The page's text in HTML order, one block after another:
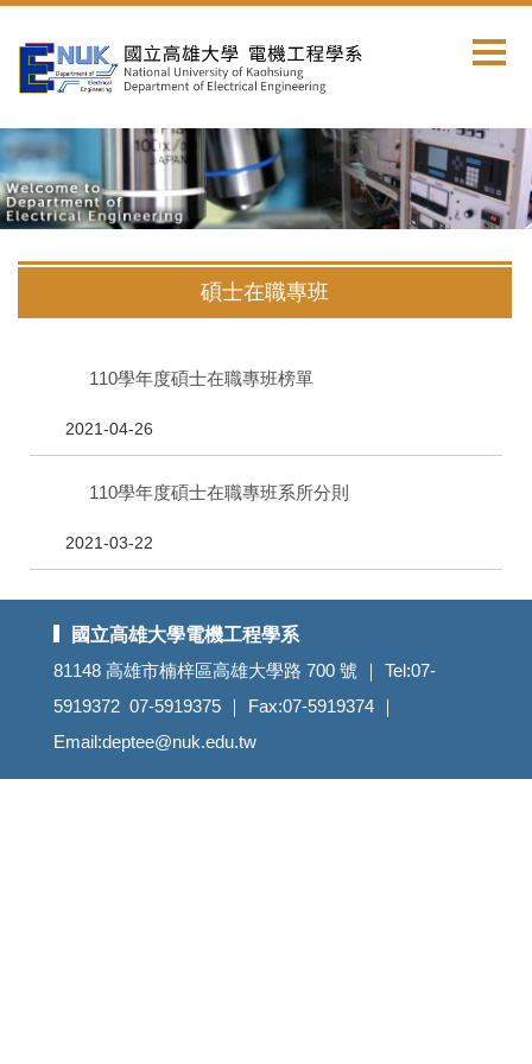
到
內
容
區
碩士在職專班
110學年度碩士在職專班榜單
2021-04-26
110學年度碩士在職專班系所分則
2021-03-22
國立高雄大學電機工程學系
81148 高雄市楠梓區高雄大學路 700 號 ｜ Tel:07-
5919372 07-5919375 ｜ Fax:07-5919374 ｜
Email:deptee@nuk.edu.tw